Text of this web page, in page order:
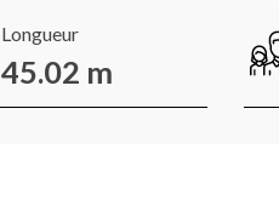
Longueur
45.02 m